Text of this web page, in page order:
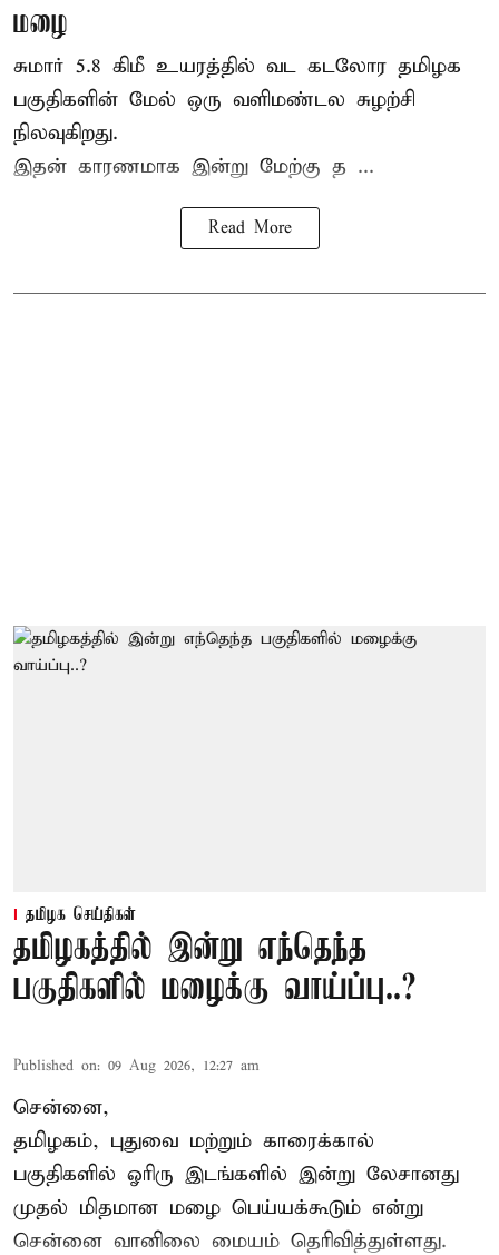
மழை
சுமார் 5.8 கிமீ உயரத்தில் வட கடலோர தமிழக
பகுதிகளின் மேல் ஒரு வளிமண்டல சுழற்சி
நிலவுகிறது.
இதன் காரணமாக இன்று மேற்கு த ...
Read More
தமிழக செய்திகள்
தமிழகத்தில் இன்று எந்தெந்த
பகுதிகளில் மழைக்கு வாய்ப்பு..?
Published on: 09 Aug 2026, 12:27 am
சென்னை,
தமிழகம், புதுவை மற்றும் காரைக்கால்
பகுதிகளில் ஓரிரு இடங்களில் இன்று லேசானது
முதல் மிதமான மழை பெய்யக்கூடும் என்று
சென்னை வானிலை மையம் தெரிவித்துள்ளது.